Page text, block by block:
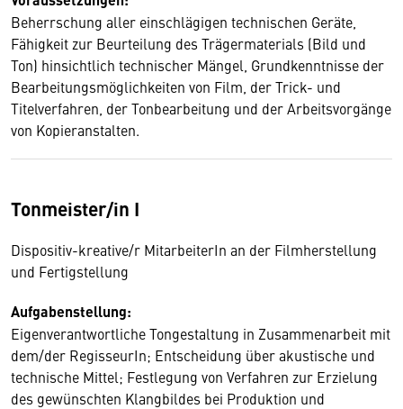
Beherrschung aller einschlägigen technischen Geräte,
Fähigkeit zur Beurteilung des Trägermaterials (Bild und
Ton) hinsichtlich technischer Mängel, Grundkenntnisse der
Bearbeitungsmöglichkeiten von Film, der Trick- und
Titelverfahren, der Tonbearbeitung und der Arbeitsvorgänge
von Kopieranstalten.
Tonmeister/in I
Dispositiv-kreative/r MitarbeiterIn an der Filmherstellung
und Fertigstellung
Aufgabenstellung:
Eigenverantwortliche Tongestaltung in Zusammenarbeit mit
dem/der RegisseurIn; Entscheidung über akustische und
technische Mittel; Festlegung von Verfahren zur Erzielung
des gewünschten Klangbildes bei Produktion und